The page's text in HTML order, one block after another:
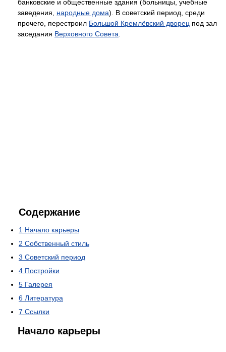
банковские и общественные здания (больницы, учебные
заведения, народные дома). В советский период, среди
прочего, перестроил Большой Кремлёвский дворец под зал
заседания Верховного Совета
Содержание
1 Начало карьеры
2 Собственный стиль
3 Советский период
4 Постройки
5 Галерея
6 Литература
7 Ссылки
Начало карьеры